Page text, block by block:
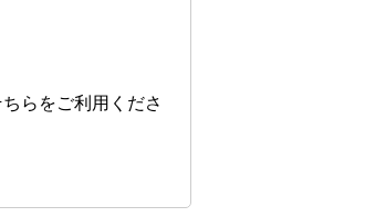
らをご利用くださ